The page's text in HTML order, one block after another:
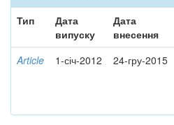
Тип
Дата
випуску
Дата
внесення
Article 1-січ-2012 24-гру-2015